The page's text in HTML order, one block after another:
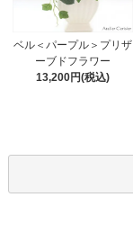
ベル＜パープル＞プリザ
ーブドフラワー
13,200円(税込)